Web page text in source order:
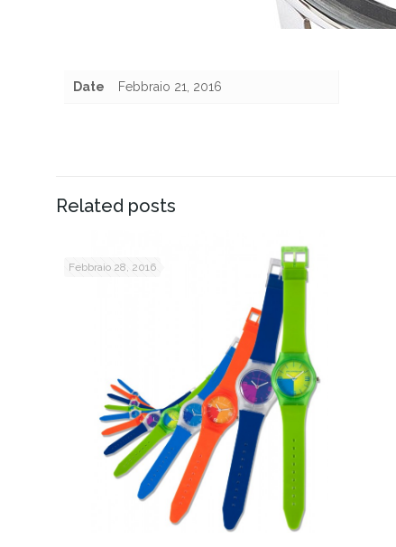
Date Febbraio 21, 2016
Related posts
Febbraio 28, 2016